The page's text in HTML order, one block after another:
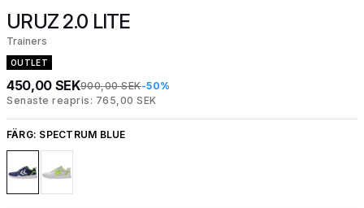
URUZ 2.0 LITE
Trainers
OUTLET
450,00 SEK900,00 SEK-50%
Senaste reapris: 765,00 SEK
FÄRG: SPECTRUM BLUE